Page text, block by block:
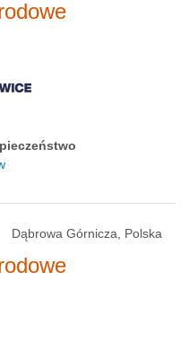
Dąbrowa Górnicza, Polska